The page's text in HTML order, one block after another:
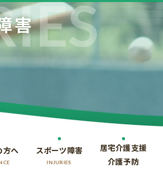
害
方へ スポーツ障害
INJURIES
居宅介護支援
介護予防